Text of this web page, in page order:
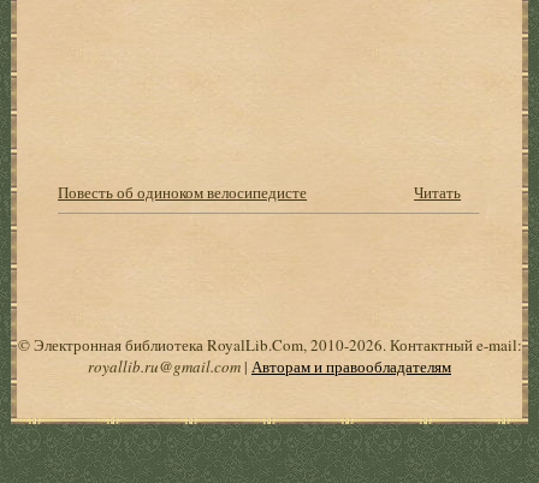
Повесть об одиноком велосипедисте Читать
© Электронная библиотека RoyalLib.Com, 2010-2026. Контактный e-mail:
royallib.ru@gmail.com| Авторам и правообладателям